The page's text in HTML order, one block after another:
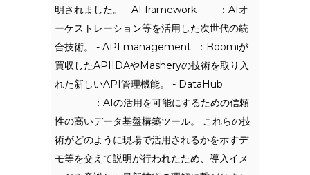
明されました。 - AI framework ：AIオ
ーケストレーション等を活用した次世代の統
合技術。 - API management ：Boomiが
買収したAPIIDAやMasheryの技術を取り入
れた新しいAPI管理機能。 - DataHub
：AIの活用を可能にするための信頼
性の高いデータ基盤構築ツール。 これらの技
術がどのように現場で活用されるかを示すデ
モ等を交えて説明が行われたため、導入イメ